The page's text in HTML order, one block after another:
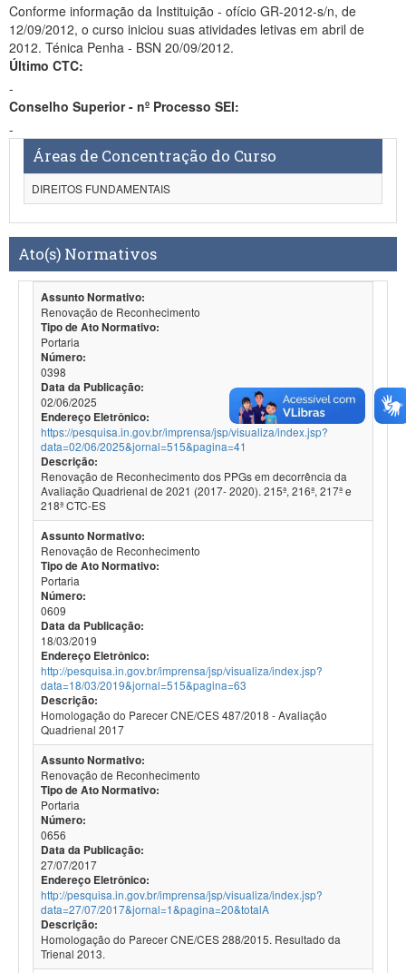
Conforme informação da Instituição - ofício GR-2012-s/n, de
12/09/2012, o curso iniciou suas atividades letivas em abril de
2012. Ténica Penha - BSN 20/09/2012.
Último CTC:
-
Conselho Superior - nº Processo SEI:
-
Áreas de Concentração do Curso
DIREITOS FUNDAMENTAIS
Ato(s) Normativos
Assunto Normativo:
Renovação de Reconhecimento
Tipo de Ato Normativo:
Portaria
Número:
0398
Data da Publicação:
02/06/2025
Endereço Eletrônico:
https://pesquisa.in.gov.br/imprensa/jsp/visualiza/index.jsp?
data=02/06/2025&jornal=515&pagina=41
Descrição:
Renovação de Reconhecimento dos PPGs em decorrência da
Avaliação Quadrienal de 2021 (2017- 2020). 215ª, 216ª, 217ª e
218ª CTC-ES
Assunto Normativo:
Renovação de Reconhecimento
Tipo de Ato Normativo:
Portaria
Número:
0609
Data da Publicação:
18/03/2019
Endereço Eletrônico:
http://pesquisa.in.gov.br/imprensa/jsp/visualiza/index.jsp?
data=18/03/2019&jornal=515&pagina=63
Descrição:
Homologação do Parecer CNE/CES 487/2018 - Avaliação
Quadrienal 2017
Assunto Normativo:
Renovação de Reconhecimento
Tipo de Ato Normativo:
Portaria
Número:
0656
Data da Publicação:
27/07/2017
Endereço Eletrônico:
http://pesquisa.in.gov.br/imprensa/jsp/visualiza/index.jsp?
data=27/07/2017&jornal=1&pagina=20&totalA
Descrição:
Homologação do Parecer CNE/CES 288/2015. Resultado da
Trienal 2013.